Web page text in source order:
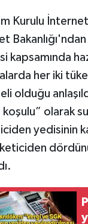
Kurulu
kapsamında
her iki
olduğu
olarak
yedisinin